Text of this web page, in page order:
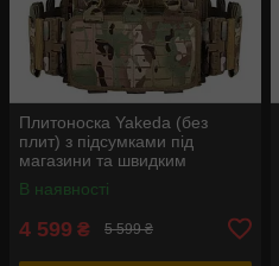
Плитоноска Yakeda (без
плит) з підсумками під
магазини та швидким
скиданням (Мультикам)
В наявності
4 599 ₴ 5 599 ₴